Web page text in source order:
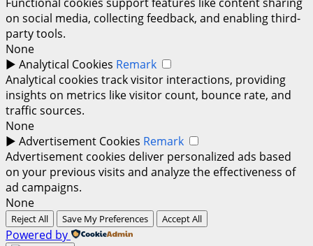
on social media, collecting feedback, and enabling third-
party tools.
None
► Analytical Cookies Remark
Analytical cookies track visitor interactions, providing
insights on metrics like visitor count, bounce rate, and
traffic sources.
None
► Advertisement Cookies Remark
Advertisement cookies deliver personalized ads based
on your previous visits and analyze the effectiveness of
ad campaigns.
None
Reject All Save My Preferences Accept All
Powered by